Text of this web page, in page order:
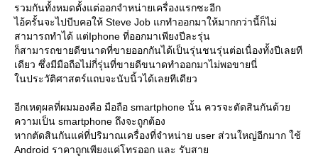
รวมกันทั้งหมดตั้งแต่ออกจำหน่ายเครื่องแรกซะอีก
ไอ้ครั้นจะไปบีบคอให้ Steve Job แกทำออกมาให้มากกว่านี้ก็ไม่
สามารถทำได้ แต่Iphone ที่ออกมาเพียงปีละรุ่น
ก็สามารถขายดีขนาดที่ขายออกกันได้เป็นรุ่นชนรุ่นต่อเนื่องทั้งปีเลยที
เดียว ซึ่งมีมือถือไม่กี่รุ่นที่ขายดีขนาดทำออกมาไม่พอขายนี่
นประวัติศาสตร์แถบจะนับนิ้วได้เลยทีเดียว
อีกเหตุผลที่ผมมองคือ มือถือ smartphone นั้น ควรจะตัดสินกันด้ว
ความเป็น smartphone ถึงจะถูกต้อง
หากตัดสินกันแค่ที่ปริมาณเครื่องที่จำหน่าย user ส่วนใหญ่อีกมาก ใช้
Android ราคาถูกเพียงแค่โทรออก และ รับสา